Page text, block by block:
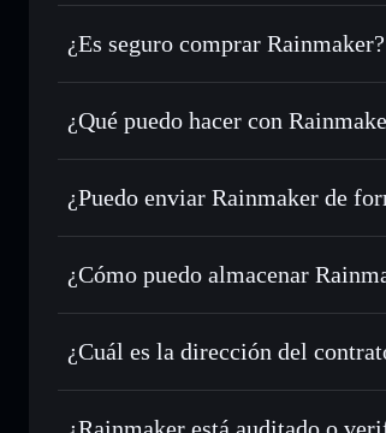
¿Es seguro comprar Rainmaker?
Rainmaker token verificado
¿Qué puedo hacer con
Rainmaker
cartera de Solflare
Intercambiar al instante: operar con
Utilizar DCA: promedio de coste en
Enviar de forma privada: transferir
integrado de Solflare
¿Puedo enviar Rainmaker de
cartera de Solflare
Rainmaker
¿Cómo puedo almacenar
¿Cuál es la dirección del